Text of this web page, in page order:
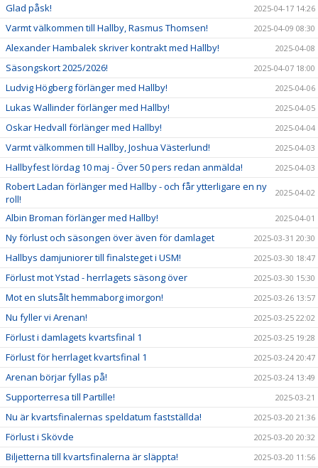
Glad påsk! 2025-04-17 14:26
Varmt välkommen till Hallby, Rasmus Thomsen! 2025-04-09 08:30
Alexander Hambalek skriver kontrakt med Hallby! 2025-04-08
Säsongskort 2025/2026! 2025-04-07 18:00
Ludvig Högberg förlänger med Hallby! 2025-04-06
Lukas Wallinder förlänger med Hallby! 2025-04-05
Oskar Hedvall förlänger med Hallby! 2025-04-04
Varmt välkommen till Hallby, Joshua Västerlund! 2025-04-03
Hallbyfest lördag 10 maj - Över 50 pers redan anmälda! 2025-04-03
Robert Ladan förlänger med Hallby - och får ytterligare en ny
roll!
2025-04-02
Albin Broman förlänger med Hallby! 2025-04-01
Ny förlust och säsongen över även för damlaget 2025-03-31 20:30
Hallbys damjuniorer till finalsteget i USM! 2025-03-30 18:47
Förlust mot Ystad - herrlagets säsong över 2025-03-30 15:30
Mot en slutsålt hemmaborg imorgon! 2025-03-26 13:57
Nu fyller vi Arenan! 2025-03-25 22:02
Förlust i damlagets kvartsfinal 1 2025-03-25 19:28
Förlust för herrlaget kvartsfinal 1 2025-03-24 20:47
Arenan börjar fyllas på! 2025-03-24 13:49
Supporterresa till Partille! 2025-03-21
Nu är kvartsfinalernas speldatum fastställda! 2025-03-20 21:36
Förlust i Skövde 2025-03-20 20:32
Biljetterna till kvartsfinalerna är släppta! 2025-03-20 11:56